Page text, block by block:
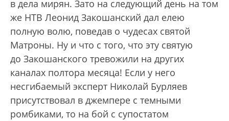
в дела мирян. Зато на следующий день на том
же НТВ Леонид Закошанский дал елею
полную волю, поведав о чудесах святой
Матроны. Ну и что с того, что эту святую
до Закошанского тревожили на других
каналах полтора месяца! Если у него
несгибаемый эксперт Николай Бурляев
присутствовал в джемпере с темными
ромбиками, то на бой с супостатом